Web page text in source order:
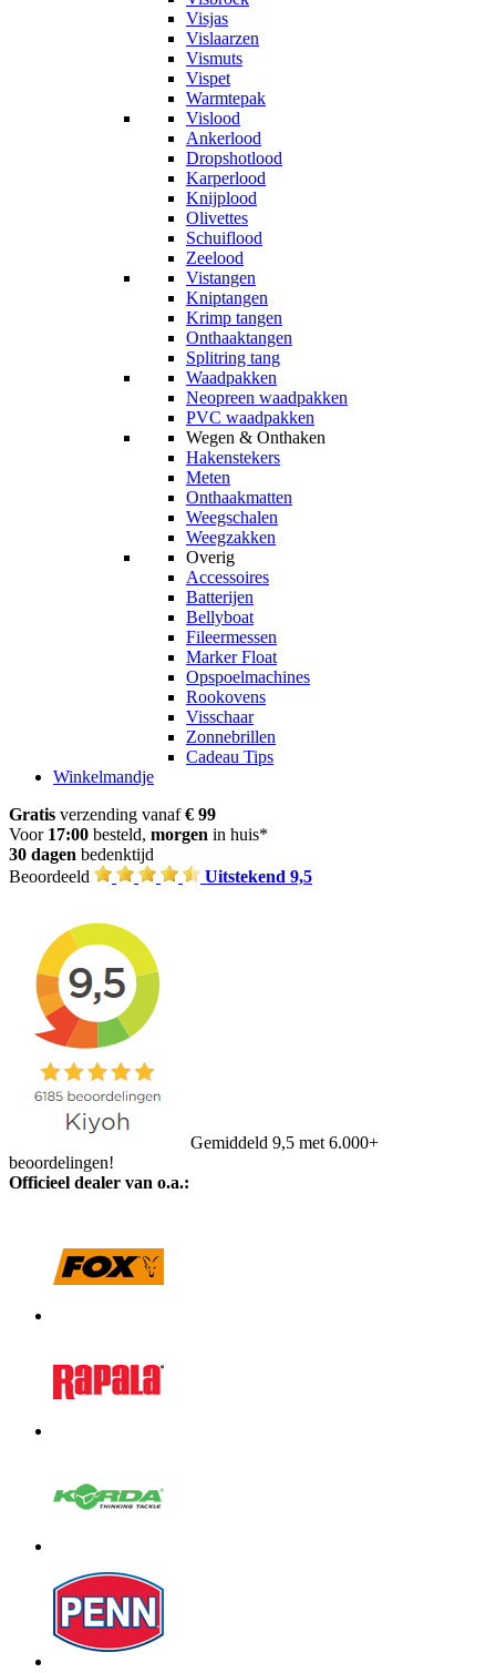
Visjas
Vislaarzen
Vismuts
Vispet
Warmtepak
Vislood
Ankerlood
Dropshotlood
Karperlood
Knijplood
Olivettes
Schuiflood
Zeelood
Vistangen
Kniptangen
Krimp tangen
Onthaaktangen
Splitring tang
Waadpakken
Neopreen waadpakken
PVC waadpakken
Wegen & Onthaken
Hakenstekers
Meten
Onthaakmatten
Weegschalen
Weegzakken
Overig
Accessoires
Batterijen
Bellyboat
Fileermessen
Marker Float
Opspoelmachines
Rookovens
Visschaar
Zonnebrillen
Cadeau Tips
Winkelmandje
Gratis verzending vanaf€ 99
Voor 17:00 besteld, morgen in huis*
30 dagen bedenktijd
Beoordeeld
Uitstekend 9,5
Gemiddeld 9,5 met 6.000+
beoordelingen!
Officieel dealer van o.a.: